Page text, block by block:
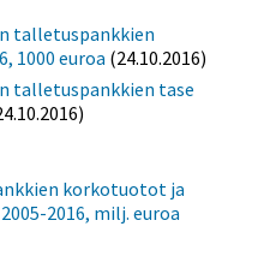
talletuspankkien
1000 euroa (24.10.2016)
talletuspankkien tase
korkotuotot ja
2016, milj. euroa